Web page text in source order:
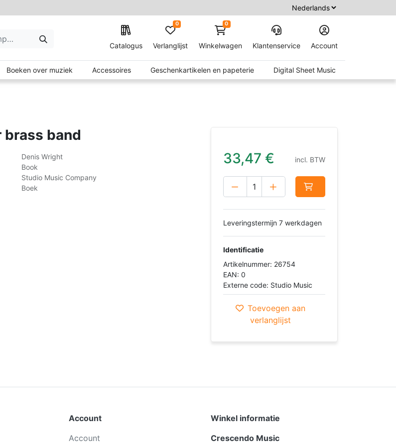
Catalogus Verlanglijst
0 0
Winkelwagen Klantenservice Account
Boeken over muziek Accessoires Geschenkartikelen en papeterie Digital Sheet Music
brass band
Denis Wright
Book
Studio Music Company
Boek
33,47 € incl. BTW
Leveringstermijn 7 werkdagen
Identificatie
Artikelnummer: 26754
EAN: 0
Externe code: Studio Music
Toevoegen aan
verlanglijst
Account
Account
Winkel informatie
Crescendo Music